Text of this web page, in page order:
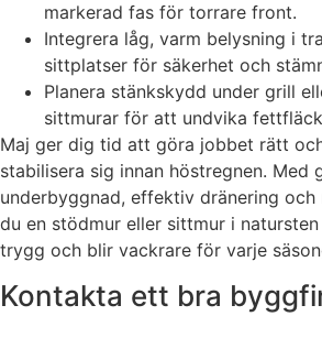
markerad fas för torrare front.
Integrera låg, varm belysning i
sittplatser för säkerhet och
Planera stänkskydd under grill
sittmurar för att undvika
Maj ger dig tid att göra jobbet rätt
stabilisera sig innan höstregnen. Med
underbyggnad, effektiv dränering
du en stödmur eller sittmur i
trygg och blir vackrare för varje
Kontakta ett bra